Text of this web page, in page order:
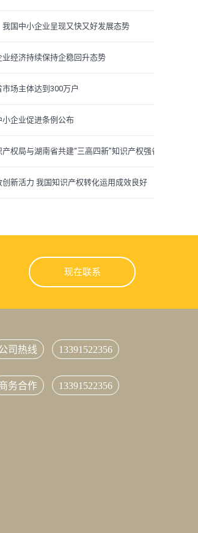
我国中小企业呈现又快又好发展态势
业经济持续保持企稳回升态势
场主体达到300万户
小企业促进条例公布
权局与湖南省共建“三高四新”知识产权强省
创新活力 我国知识产权转化运用成效良好
现在联系
司热线 13391522356
务合作 13391522356